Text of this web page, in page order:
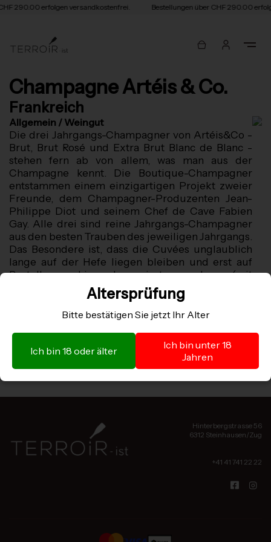
Altersprüfung
Bitte bestätigen Sie jetzt Ihr Alter
Ich bin 18 oder älter
Ich bin unter 18
Jahren
290.00 erfolgen versandkostenfrei. Bestellungen über CHF 290.00
Champagne Artéis & Co.
Frankreich
Allgemein / Weingut
Die drei Jahrgangs-Champagner von Artéis&Co -
Brut, Brut Rosé und Extra Brut Blanc de Blanc -
stehen fern ab von allem, was man aus der
Champagne kennt. Die Boutique-Champagner
entstammen einem einzigartigen Projekt zweier
Freunde, dem Champagner-Produzenten Jean-
Philippe Diot und seinem Chef de Cave Fabien
Gay. Alle drei sind reine Jahrgangs-Champagner
aus den besten Trauben des jeweiligen Jahrgangs.
Das Besondere ist, dass die Cuvées unglaublich
lange auf der Hefe liegen bleiben und erst auf
Bestellung hin degorgiert werden (mit
entsprechender Datierung und Flaschenanzahl
auf der Rückseiten-Etikette). Das verleiht ihnen
eine unverkennbare Einzigartigkeit von absoluter
ALLE WEINE VON DIESEM PRODUZENT ANZEIGEN
Hinterbergstrasse 56
6312 Steinhausen/Zug
+41 41 741 22 22